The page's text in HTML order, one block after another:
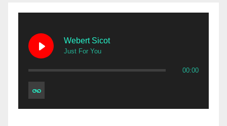
Webert Sicot
Just For You
00:00